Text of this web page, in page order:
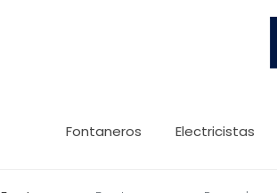
Fontaneros Electricistas